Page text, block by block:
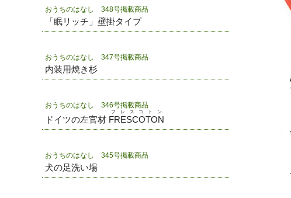
おうちのはなし 348号掲載商品
「眠リッチ」壁掛タイプ
おうちのはなし 347号掲載商品
内装用焼き杉
おうちのはなし 346号掲載商品
ドイツの左官材 FRESCOTON
フレスコトン
おうちのはなし 345号掲載商品
犬の足洗い場